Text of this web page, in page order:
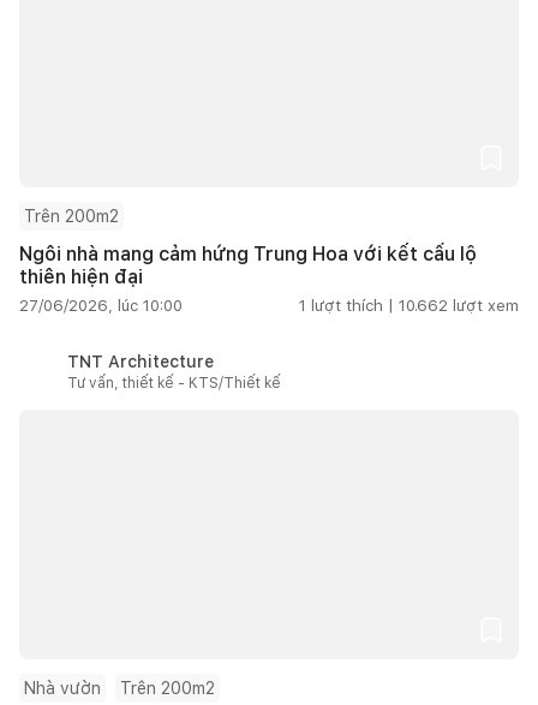
Trên 200m2
Ngôi nhà mang cảm hứng Trung Hoa với kết cấu lộ
thiên hiện đại
27/06/2026, lúc 10:00 1 lượt thích | 10.662 lượt xem
TNT Architecture
Tư vấn, thiết kế - KTS/Thiết kế
Nhà vườn Trên 200m2